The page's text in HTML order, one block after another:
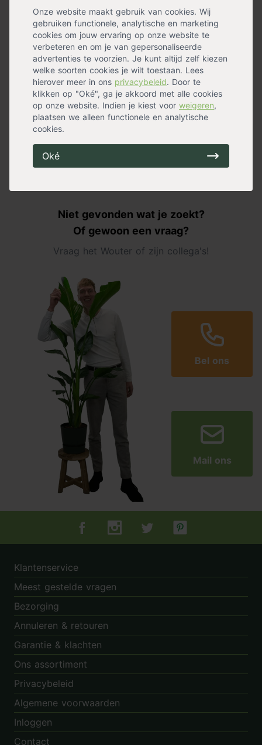
Onze website maakt gebruik van cookies. Wij
gebruiken functionele, analytische en marketing
cookies om jouw ervaring op onze website te
verbeteren en om je van gepersonaliseerde
advertenties te voorzien. Je kunt altijd zelf kiezen
welke soorten cookies je wilt toestaan. Lees
hierover meer in ons privacybeleid. Door te
klikken op "Oké", ga je akkoord met alle cookies
op onze website. Indien je kiest voor weigeren,
plaatsen we alleen functionele en analytische
cookies.
Oké
dichtheid van 1500 g/m2. Samengebonden met
nylondraad. Afschermgraad van ongeveer 100%.
« Lees minder
Het profiel bestaat uit volle ovalen van 19mm. Geleverd
met bevestiging set (26 bevestigingsstukken en 26
geplastificeerde ijzerdraadjes a 14,5 cm).
Materiaal
Niet gevonden wat je zoekt?
Of gewoon een vraag?
Vraag het Wouter of zijn collega's!
Bel ons
Mail ons
Tuincentrum.nl op Facebook
Tuincentrum.nl op Instagram
Tuincentrum.nl op Twitter
Tuincentrum.nl op
Klantenservice
Meest gestelde vragen
Bezorging
Annuleren & retouren
Garantie & klachten
Ons assortiment
Privacybeleid
Algemene voorwaarden
Inloggen
Contact